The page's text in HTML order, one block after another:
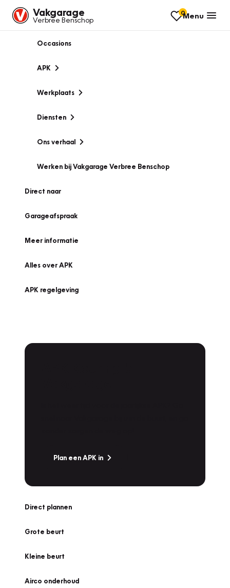
Vakgarage
Verbree Benschop
0Menu
Occasions
APK
Werkplaats
Diensten
Ons verhaal
Werken bij Vakgarage Verbree Benschop
Direct naar
Garageafspraak
Meer informatie
Alles over APK
APK regelgeving
Plan een APK in
Direct plannen
Grote beurt
Kleine beurt
Airco onderhoud